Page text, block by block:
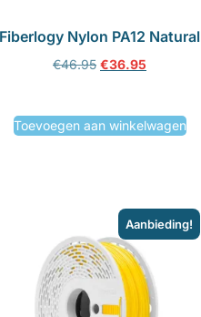
Fiberlogy Nylon PA12 Natural
€46.95 €36.95
Toevoegen aan winkelwagen
Aanbieding!